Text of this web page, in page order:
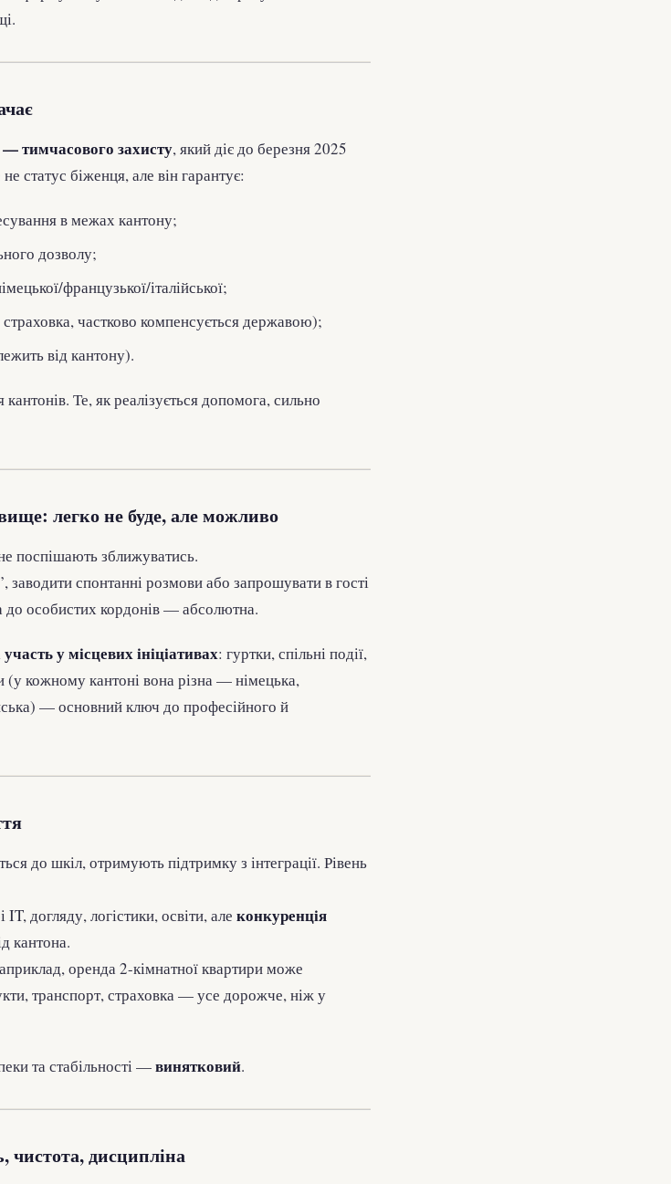
— тимчасового захисту, який діє до березня 2025
біженця, але він гарантує:
в межах кантону;
дозволу;
французької/італійської;
частково компенсується державою);
від кантону).
Те, як реалізується допомога, сильно
легко не буде, але можливо
поспішають зближуватись.
заводити спонтанні розмови або запрошувати в гості
до особистих кордонів — абсолютна.
у місцевих ініціативах: гуртки, спільні події,
(у кожному кантоні вона різна — німецька,
— основний ключ до професійного й
до шкіл, отримують підтримку з інтеграції. Рівень
IT, догляду, логістики, освіти, алеконкуренція
кантона.
оренда 2-кімнатної квартири може
транспорт, страховка — усе дорожче, ніж у
та стабільності —винятковий.
чистота, дисципліна